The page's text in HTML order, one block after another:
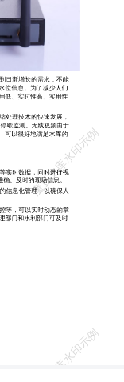
行视频数据的远 程传
储，根据系统数据传
指令后将相关参数
计、整编、分析、预
度，及时预 报大坝承
频监控系统实时观测
了直观的图像信息，
的掌握水库运行信
，使用移动 运营
用的逐年降低，无